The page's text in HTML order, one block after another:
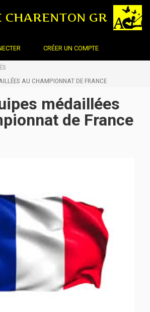
GR
CRÉER UN COMPTE
AU CHAMPIONNAT DE FRANCE
médaillées
de France